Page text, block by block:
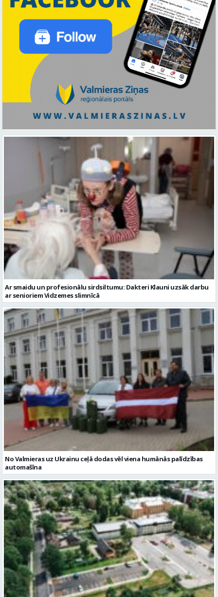
Ar smaidu un profesionālu sirdsiltumu: Dakteri Klauni uzsāk darbu
ar senioriem Vidzemes slimnīcā
No Valmieras uz Ukrainu ceļā dodas vēl viena humānās palīdzības
automašīna
Noslēgusies Semināra ielas pārbūve un stāvlaukuma izbūve
Valmierā